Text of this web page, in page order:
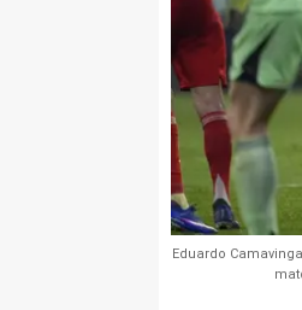
Eduardo